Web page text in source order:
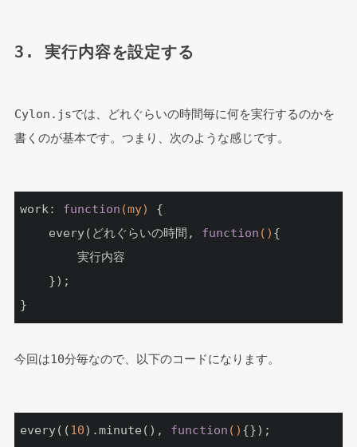
3. 実行内容を設定する
Cylon.jsでは、どれぐらいの時間毎に何を実行するのかを
書くのが基本です。つまり、次のような感じです。
work: function (my)
{
	every(どれぐらいの時間,
function () {
		実行内容
}
今回は10分毎なので、以下のコードになります。
every((10).minute(), function () {});